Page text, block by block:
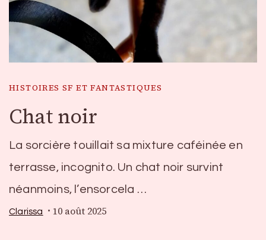
HISTOIRES SF ET FANTASTIQUES
Chat noir
La sorcière touillait sa mixture caféinée en
terrasse, incognito. Un chat noir survint
néanmoins, l’ensorcela …
Clarissa 10 août 2025